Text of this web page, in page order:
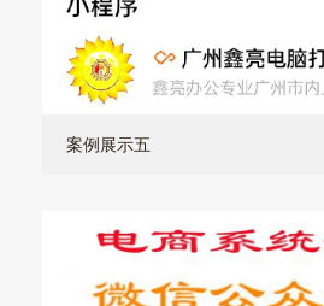
案例展示五